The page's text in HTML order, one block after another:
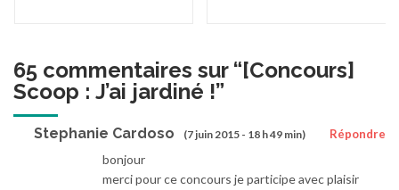
65 commentaires sur “[Concours]
Scoop : J’ai jardiné !”
Stephanie Cardoso (7 juin 2015 - 18 h 49 min) Répondre
bonjour
merci pour ce concours je participe avec plaisir